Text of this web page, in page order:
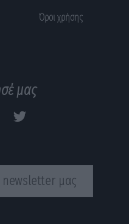
Όροι χρήσης
μας
newsletter μας